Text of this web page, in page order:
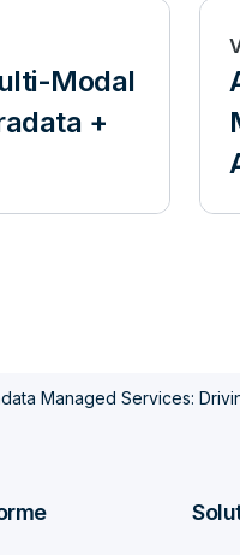
Modal
+
Managed Services: